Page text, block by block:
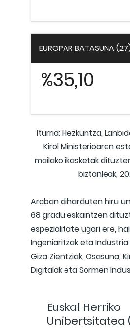
EUROPAR BATASUNA
%35,10
Iturria: Hezkuntza,
Kirol Ministerioaren
mailako ikasketak
biztanleak,
Araban diharduten hiru
68 gradu eskaintzen
espezialitate ugari ere,
Ingeniaritzak eta Industria
Giza Zientziak, Osasuna,
Digitalak eta Sormen
Euskal Herriko
Unibertsitatea